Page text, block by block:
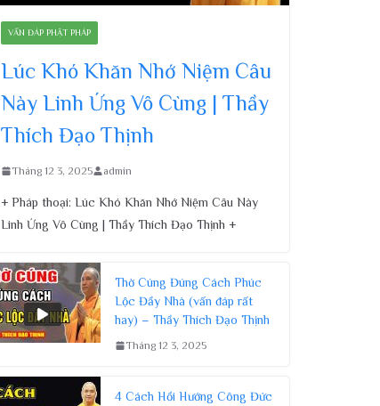
VẤN ĐÁP PHẬT PHÁP
Lúc Khó Khăn Nhớ Niệm Câu
Này Linh Ứng Vô Cùng | Thầy
Thích Đạo Thịnh
Tháng 12 3, 2025 admin
+ Pháp thoại: Lúc Khó Khăn Nhớ Niệm Câu Này
Linh Ứng Vô Cùng | Thầy Thích Đạo Thịnh +
Thờ Cúng Đúng Cách Phúc
Lộc Đầy Nhà (vấn đáp rất
hay) – Thầy Thích Đạo Thịnh
Tháng 12 3, 2025
4 Cách Hồi Hướng Công Đức